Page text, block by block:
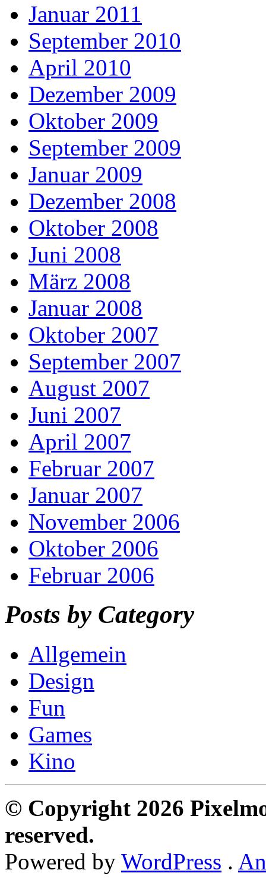
Januar 2011
September 2010
April 2010
Dezember 2009
Oktober 2009
September 2009
Januar 2009
Dezember 2008
Oktober 2008
Juni 2008
März 2008
Januar 2008
Oktober 2007
September 2007
August 2007
Juni 2007
April 2007
Februar 2007
Januar 2007
November 2006
Oktober 2006
Februar 2006
Posts by Category
Allgemein
Design
Fun
Games
Kino
© Copyright 2026
reserved.
Powered by WordPress .